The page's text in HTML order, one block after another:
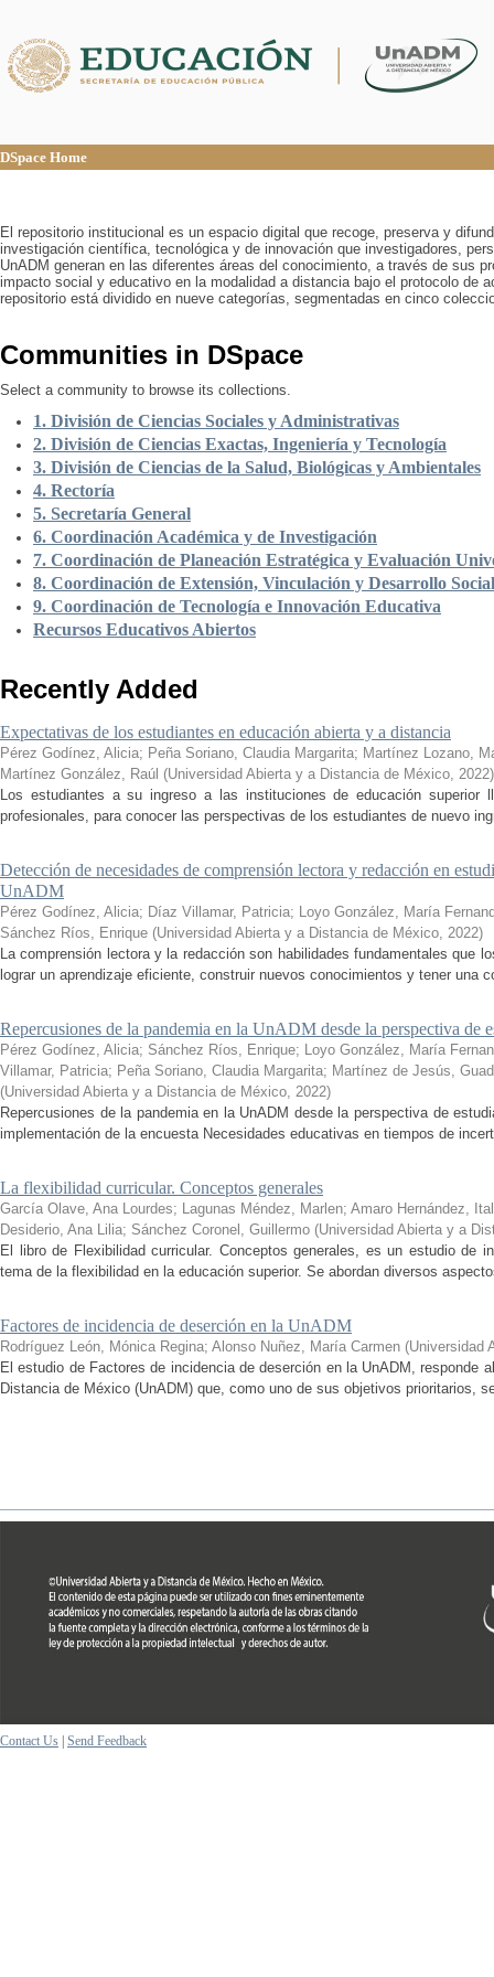
DSpace Home
El repositorio institucional es un espacio digital que recoge, preserva y
investigación científica, tecnológica y de innovación que investigadores,
UnADM generan en las diferentes áreas del conocimiento, a través de sus
impacto social y educativo en la modalidad a distancia bajo el protocolo de
repositorio está dividido en nueve categorías, segmentadas en cinco
Communities in DSpace
Select a community to browse its collections.
1. División de Ciencias Sociales y Administrativas
2. División de Ciencias Exactas, Ingeniería y Tecnología
3. División de Ciencias de la Salud, Biológicas y Ambientales
4. Rectoría
5. Secretaría General
6. Coordinación Académica y de Investigación
7. Coordinación de Planeación Estratégica y Evaluación
8. Coordinación de Extensión, Vinculación y Desarrollo Social
9. Coordinación de Tecnología e Innovación Educativa
Recursos Educativos Abiertos
Recently Added
Expectativas de los estudiantes en educación abierta y a distancia
Pérez Godínez, Alicia; Peña Soriano, Claudia Margarita; Martínez Lozano,
Martínez González, Raúl (Universidad Abierta y a Distancia de México, 2022)
Los estudiantes a su ingreso a las instituciones de educación superior
profesionales, para conocer las perspectivas de los estudiantes de nuevo
Detección de necesidades de comprensión lectora y redacción en
UnADM
Pérez Godínez, Alicia; Díaz Villamar, Patricia; Loyo González, María
Sánchez Ríos, Enrique (Universidad Abierta y a Distancia de México, 2022)
La comprensión lectora y la redacción son habilidades fundamentales que
lograr un aprendizaje eficiente, construir nuevos conocimientos y tener una
Repercusiones de la pandemia en la UnADM desde la perspectiva de
Pérez Godínez, Alicia; Sánchez Ríos, Enrique; Loyo González, María
Villamar, Patricia; Peña Soriano, Claudia Margarita; Martínez de Jesús,
(Universidad Abierta y a Distancia de México, 2022)
Repercusiones de la pandemia en la UnADM desde la perspectiva de
implementación de la encuesta Necesidades educativas en tiempos de
La flexibilidad curricular. Conceptos generales
García Olave, Ana Lourdes; Lagunas Méndez, Marlen; Amaro Hernández,
Desiderio, Ana Lilia; Sánchez Coronel, Guillermo (Universidad Abierta y a
El libro de Flexibilidad curricular. Conceptos generales, es un estudio de
tema de la flexibilidad en la educación superior. Se abordan diversos
Factores de incidencia de deserción en la UnADM
Rodríguez León, Mónica Regina; Alonso Nuñez, María Carmen (Universidad
El estudio de Factores de incidencia de deserción en la UnADM, responde
Distancia de México (UnADM) que, como uno de sus objetivos prioritarios,
Contact Us Send Feedback